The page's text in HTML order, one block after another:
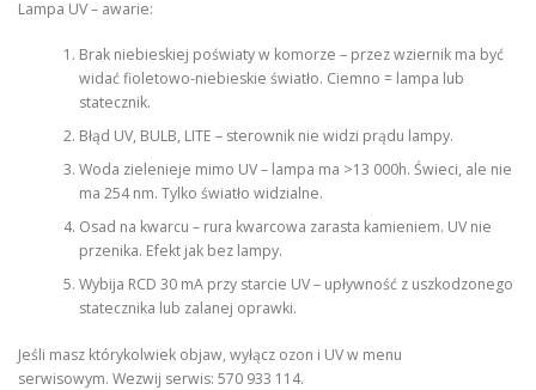
Lampa UV – awarie:
Brak niebieskiej poświaty w komorze – przez wziernik ma być
widać fioletowo-niebieskie światło. Ciemno = lampa lub
statecznik.
Błąd UV, BULB, LITE – sterownik nie widzi prądu lampy.
Woda zielenieje mimo UV – lampa ma >13 000h. Świeci, ale nie
ma 254 nm. Tylko światło widzialne.
Osad na kwarcu – rura kwarcowa zarasta kamieniem. UV nie
przenika. Efekt jak bez lampy.
Wybija RCD 30 mA przy starcie UV – upływność z uszkodzonego
statecznika lub zalanej oprawki.
Jeśli masz którykolwiek objaw, wyłącz ozon i UV w menu
serwisowym. Wezwij serwis: 570 933 114.